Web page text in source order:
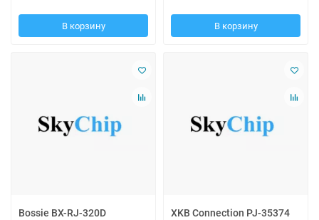
В корзину В корзину
Bossie BX-RJ-320D XKB Connection PJ-35374